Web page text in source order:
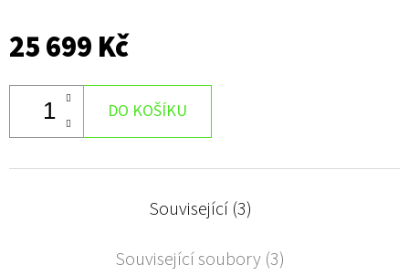
25 699 Kč
DO KOŠÍKU
Související (3)
Související soubory (3)